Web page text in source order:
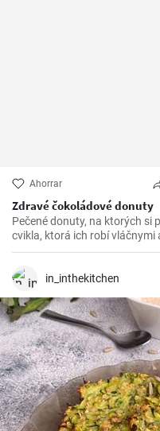
Ahorrar
Zdravé čokoládové donuty
Pečené donuty, na ktorých si
cvikla, ktorá ich robí vláčnymi
chutnou sladkosťou dostať
in_inthekitchen